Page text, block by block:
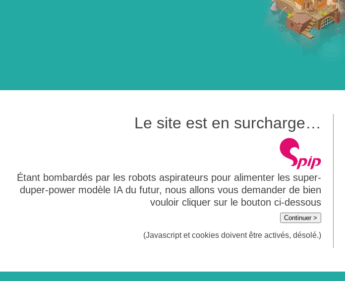
Le site est en surcharge…
Étant bombardés par les robots aspirateurs pour alimenter les super-
duper-power modèle IA du futur, nous allons vous demander de bien
vouloir cliquer sur le bouton ci-dessous
Continuer >
(Javascript et cookies doivent être activés, désolé.)